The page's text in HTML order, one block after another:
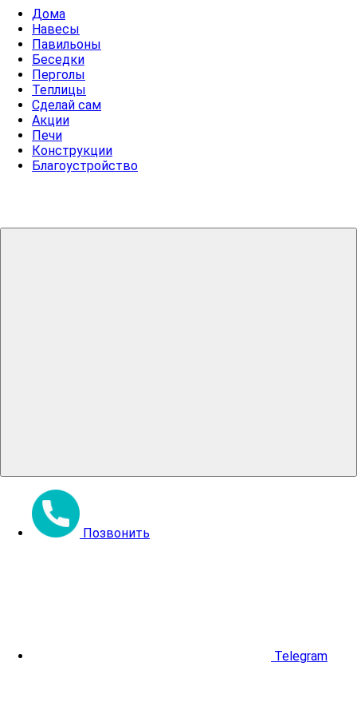
Дома
Навесы
Павильоны
Беседки
Перголы
Теплицы
Сделай сам
Акции
Печи
Конструкции
Благоустройство
Позвонить
Telegram